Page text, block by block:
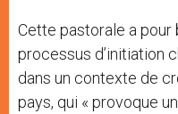
Cette pastorale a pour
processus d’initiation
dans un contexte de
pays, qui « provoque